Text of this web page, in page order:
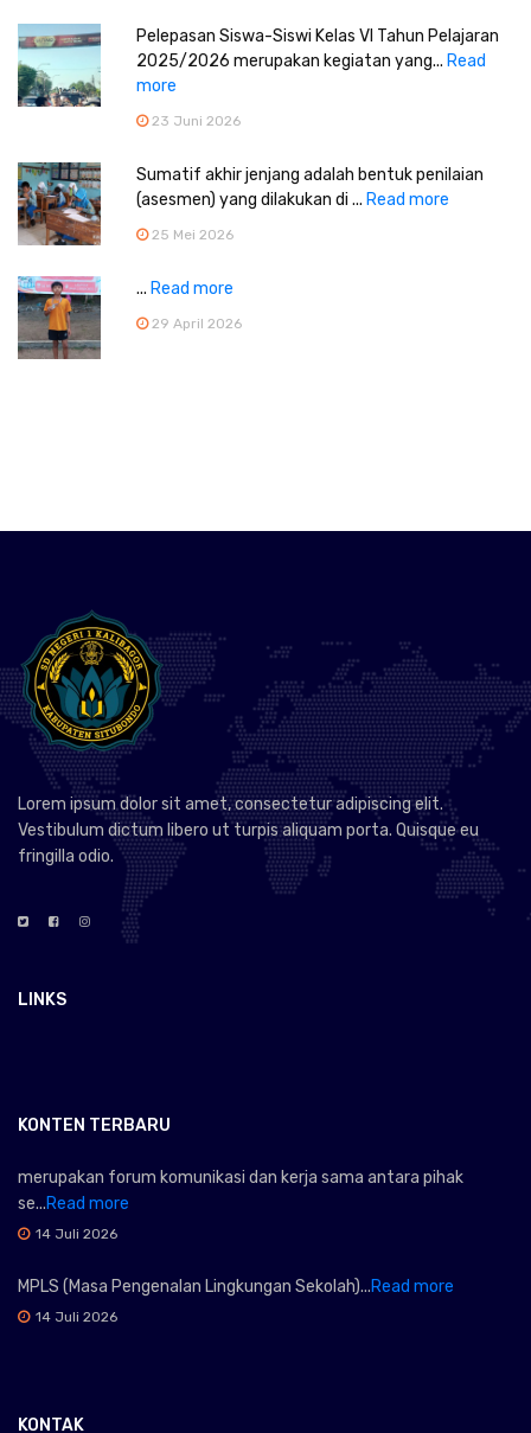
Pelepasan Siswa-Siswi Kelas VI Tahun Pelajaran
2025/2026 merupakan kegiatan yang... Read
more
23 Juni 2026
Sumatif akhir jenjang adalah bentuk penilaian
(asesmen) yang dilakukan di ... Read more
25 Mei 2026
... Read more
29 April 2026
Lorem ipsum dolor sit amet, consectetur adipiscing elit.
Vestibulum dictum libero ut turpis aliquam porta. Quisque eu
fringilla odio.
LINKS
KONTEN TERBARU
merupakan forum komunikasi dan kerja sama antara pihak
se...Read more
14 Juli 2026
MPLS (Masa Pengenalan Lingkungan Sekolah)...Read more
14 Juli 2026
KONTAK